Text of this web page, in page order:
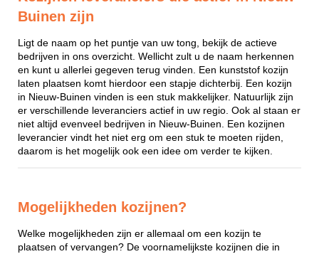
Buinen zijn
Ligt de naam op het puntje van uw tong, bekijk de actieve
bedrijven in ons overzicht. Wellicht zult u de naam herkennen
en kunt u allerlei gegeven terug vinden. Een kunststof kozijn
laten plaatsen komt hierdoor een stapje dichterbij. Een kozijn
in Nieuw-Buinen vinden is een stuk makkelijker. Natuurlijk zijn
er verschillende leveranciers actief in uw regio. Ook al staan er
niet altijd evenveel bedrijven in Nieuw-Buinen. Een kozijnen
leverancier vindt het niet erg om een stuk te moeten rijden,
daarom is het mogelijk ook een idee om verder te kijken.
Mogelijkheden kozijnen?
Welke mogelijkheden zijn er allemaal om een kozijn te
plaatsen of vervangen? De voornamelijkste kozijnen die in